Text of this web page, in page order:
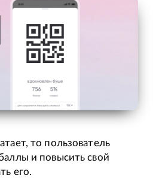
то пользователь
и повысить свой
его.